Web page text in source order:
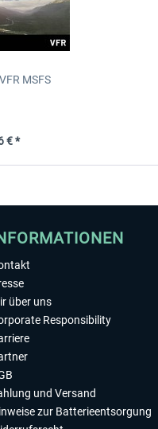
MSFS
€ *
über uns
Responsibility
und Versand
zur Batterieentsorgung